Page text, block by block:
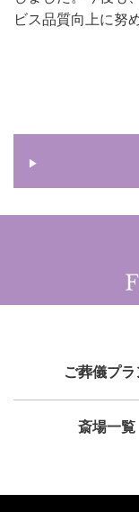
ビス品質向上に努
ご葬儀プラ
斎場一覧